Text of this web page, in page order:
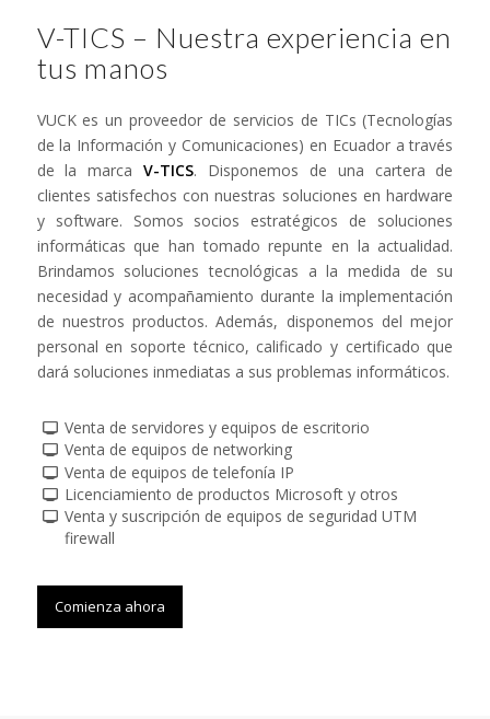
V-TICS – Nuestra experiencia en
tus manos
VUCK es un proveedor de servicios de TICs (Tecnologías
de la Información y Comunicaciones) en Ecuador a través
de la marcaV-TICS. Disponemos de una cartera de
clientes satisfechos con nuestras soluciones en hardware
y software. Somos socios estratégicos de soluciones
informáticas que han tomado repunte en la actualidad.
Brindamos soluciones tecnológicas a la medida de su
necesidad y acompañamiento durante la implementación
de nuestros productos. Además, disponemos del mejor
personal en soporte técnico, calificado y certificado que
dará soluciones inmediatas a sus problemas informáticos.
Venta de servidores y equipos de escritorio
Venta de equipos de networking
Venta de equipos de telefonía IP
Licenciamiento de productos Microsoft y otros
Venta y suscripción de equipos de seguridad UTM
firewall
Comienza ahora